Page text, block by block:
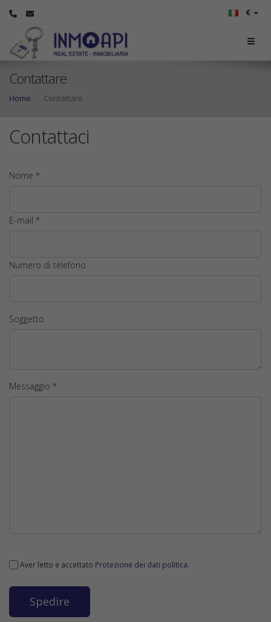
€
Contattare
Home Contattare
Contattaci
Nome *
E-mail *
Numero di telefono
Soggetto
Messaggio *
Aver letto e accettato Protezione dei dati politica.